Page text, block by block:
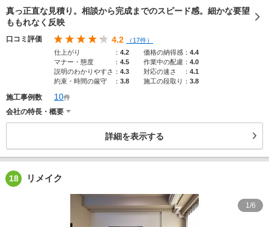
真っ正直な見積り。相談から完成までのスピード感。細かな要望
ももれなく反映
口コミ評価 4.2
（17件）
仕上がり
： 4.2 価格の納得感 ： 4.4
マナー・態度
： 4.5 作業中の配慮 ： 4.0
説明のわかりやすさ ： 4.3 対応の速さ ： 4.1
約束・時間の厳守
： 3.8 施工の段取り ： 3.8
施工事例数 10件
会社の特長・概要
詳細を表示する
18 リメイク
1/6